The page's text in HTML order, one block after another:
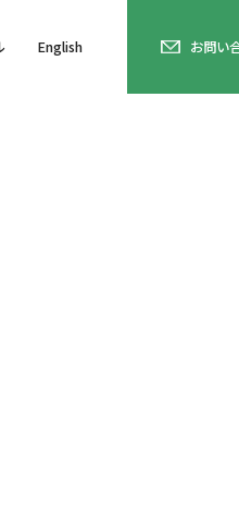
English お問い